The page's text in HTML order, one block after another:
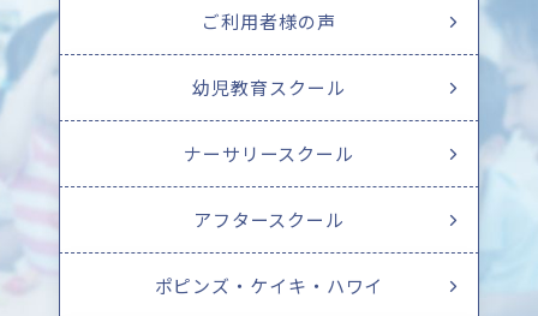
ご利用者様の声
幼児教育スクール
ナーサリースクール
アフタースクール
ポピンズ・ケイキ・ハワイ